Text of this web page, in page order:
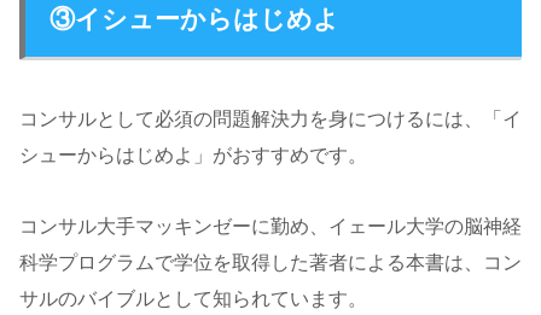
③イシューからはじめよ
コンサルとして必須の問題解決力を身につけるには、「イ
シューからはじめよ」がおすすめです。
コンサル大手マッキンゼーに勤め、イェール大学の脳神経
科学プログラムで学位を取得した著者による本書は、コン
サルのバイブルとして知られています。